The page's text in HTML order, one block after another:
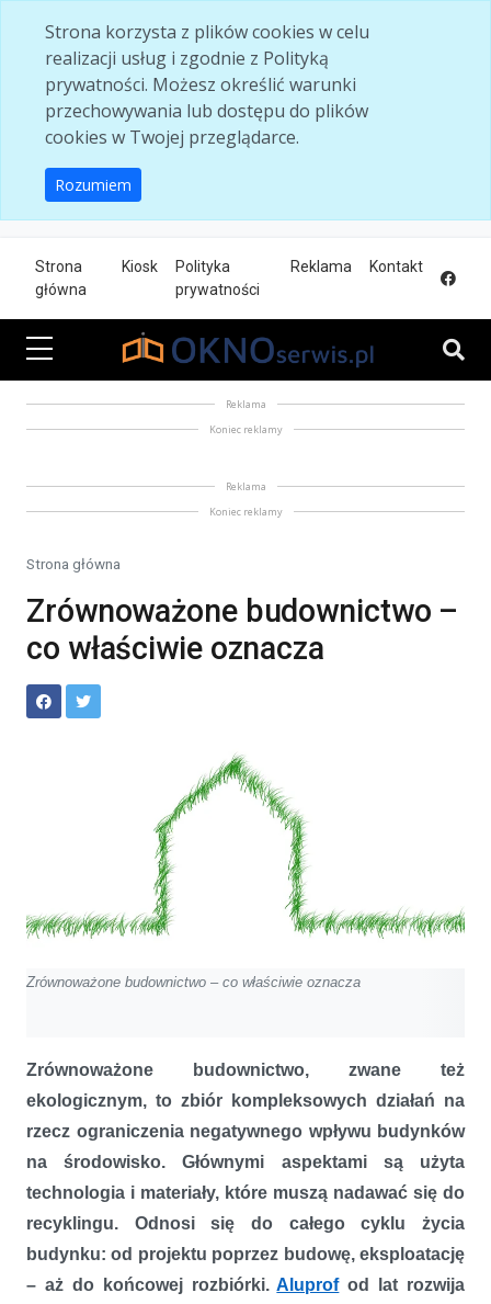
Strona korzysta z plików cookies w celu
realizacji usług i zgodnie z Polityką
prywatności. Możesz określić warunki
przechowywania lub dostępu do plików
cookies w Twojej przeglądarce.
Rozumiem
Strona
główna
Kiosk
Polityka
prywatności
Reklama Kontakt
Reklama
Koniec reklamy
Reklama
Koniec reklamy
Strona główna
Zrównoważone budownictwo –
co właściwie oznacza
Zrównoważone budownictwo – co właściwie oznacza
Zrównoważone budownictwo, zwane też
ekologicznym, to zbiór kompleksowych działań na
rzecz ograniczenia negatywnego wpływu budynków
na środowisko. Głównymi aspektami są użyta
technologia i materiały, które muszą nadawać się do
recyklingu. Odnosi się do całego cyklu życia
budynku: od projektu poprzez budowę, eksploatację
– aż do końcowej rozbiórki.Aluprofod lat rozwija